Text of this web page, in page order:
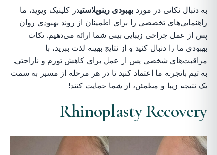
به دنبال نکاتی در مورد بهبودی رینوپلاستیدر کلینیک ویوید، ما
راهنمایی‌های تخصصی را برای اطمینان از روند بهبودی روان
پس از عمل جراحی زیبایی بینی شما ارائه می‌دهیم. نکات
بهبودی ما را دنبال کنید و از نتایج بهینه لذت ببرید، با
مراقبت‌های شخصی پس از عمل برای کاهش تورم و ناراحتی.
به تیم باتجربه ما اعتماد کنید تا در هر مرحله از مسیر به سمت
یک نتیجه زیبا و مطمئن، از شما حمایت کنند!
Rhinoplasty Recovery